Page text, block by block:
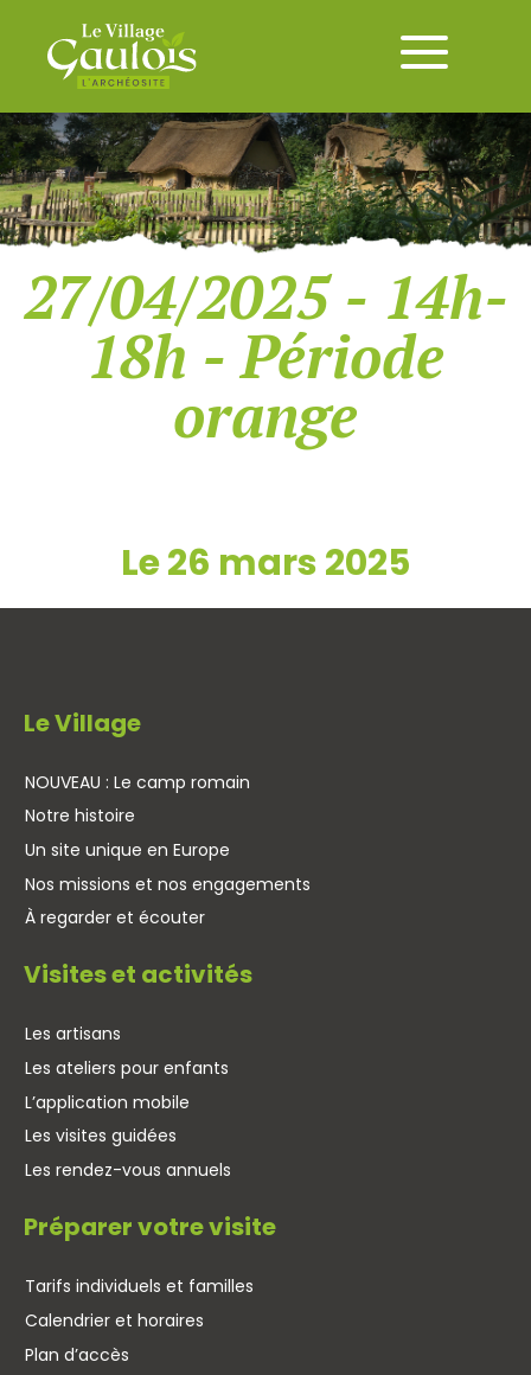
27/04/2025 - 14h-
18h - Période
orange
Le 26 mars 2025
Le Village
NOUVEAU : Le camp romain
Notre histoire
Un site unique en Europe
Nos missions et nos engagements
À regarder et écouter
Visites et activités
Les artisans
Les ateliers pour enfants
L’application mobile
Les visites guidées
Les rendez-vous annuels
Préparer votre visite
Tarifs individuels et familles
Calendrier et horaires
Plan d’accès